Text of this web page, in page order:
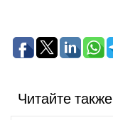
Читайте также